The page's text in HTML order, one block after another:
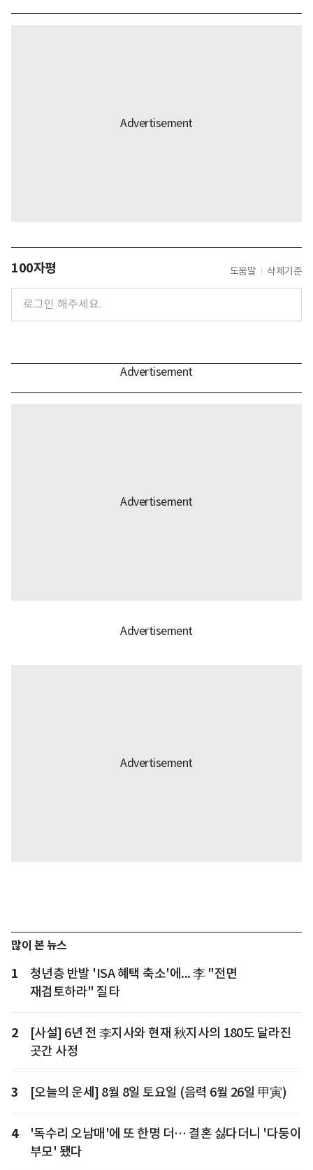
100자평 도움말 삭제기준
많이 본 뉴스
1
청년층 반발 'ISA 혜택 축소'에... 李 "전면
재검토하라" 질타
2
[사설] 6년 전 李지사와 현재 秋지사의 180도 달라진
곳간 사정
3 [오늘의 운세] 8월 8일 토요일 (음력 6월 26일 甲寅)
4
'독수리 오남매'에 또 한명 더… 결혼 싫다더니 '다둥이
부모' 됐다